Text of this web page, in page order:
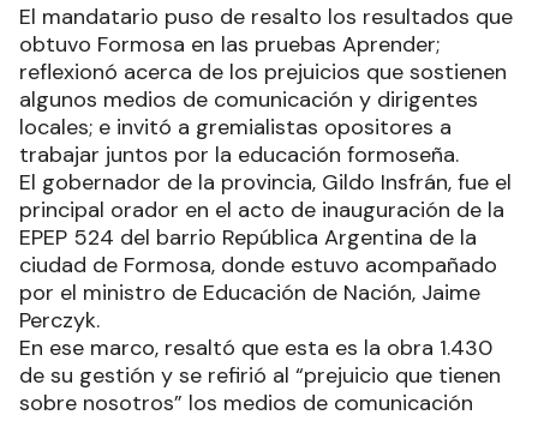
El mandatario puso de resalto los resultados que
obtuvo Formosa en las pruebas Aprender;
reflexionó acerca de los prejuicios que sostienen
algunos medios de comunicación y dirigentes
locales; e invitó a gremialistas opositores a
trabajar juntos por la educación formoseña.
El gobernador de la provincia, Gildo Insfrán, fue el
principal orador en el acto de inauguración de la
EPEP 524 del barrio República Argentina de la
ciudad de Formosa, donde estuvo acompañado
por el ministro de Educación de Nación, Jaime
Perczyk.
En ese marco, resaltó que esta es la obra 1.430
de su gestión y se refirió al “prejuicio que tienen
sobre nosotros” los medios de comunicación